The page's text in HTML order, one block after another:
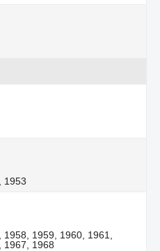
1953
1959, 1960, 1961,
1967, 1968